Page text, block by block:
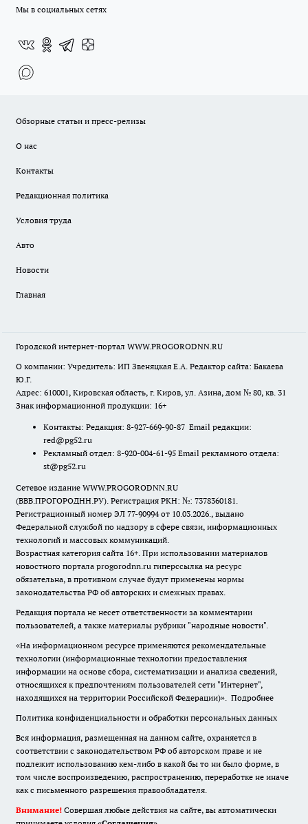
Мы в социальных сетях
Обзорные статьи и пресс-релизы
О нас
Контакты
Редакционная политика
Условия труда
Авто
Новости
Главная
Городской интернет-портал WWW.PROGORODNN.RU
О компании: Учредитель: ИП Звеняцкая Е.А. Редактор сайта: Бакаева
Ю.Г.
Адрес: 610001, Кировская область, г. Киров, ул. Азина, дом № 80, кв. 31
Знак информационной продукции: 16+
Контакты: Редакция: 8-927-669-90-87 Email редакции:
red@pg52.ru
Рекламный отдел: 8-920-004-61-95 Email рекламного отдела:
st@pg52.ru
Сетевое издание WWW.PROGORODNN.RU
(ВВВ.ПРОГОРОДНН.РУ). Регистрация РКН: №: 7378360181.
Регистрационный номер ЭЛ 77-90994 от 10.03.2026., выдано
Федеральной службой по надзору в сфере связи, информационных
технологий и массовых коммуникаций.
Возрастная категория сайта 16+. При использовании материалов
новостного портала progorodnn.ru гиперссылка на ресурс
обязательна, в противном случае будут применены нормы
законодательства РФ об авторских и смежных правах.
Редакция портала не несет ответственности за комментарии
пользователей, а также материалы рубрики "народные новости".
«На информационном ресурсе применяются рекомендательные
технологии (информационные технологии предоставления
информации на основе сбора, систематизации и анализа сведений,
относящихся к предпочтениям пользователей сети "Интернет",
находящихся на территории Российской Федерации)». Подробнее
Политика конфиденциальности и обработки персональных данных
Вся информация, размещенная на данном сайте, охраняется в
соответствии с законодательством РФ об авторском праве и не
подлежит использованию кем-либо в какой бы то ни было форме, в
том числе воспроизведению, распространению, переработке не иначе
как с письменного разрешения правообладателя.
Внимание! Совершая любые действия на сайте, вы автоматически